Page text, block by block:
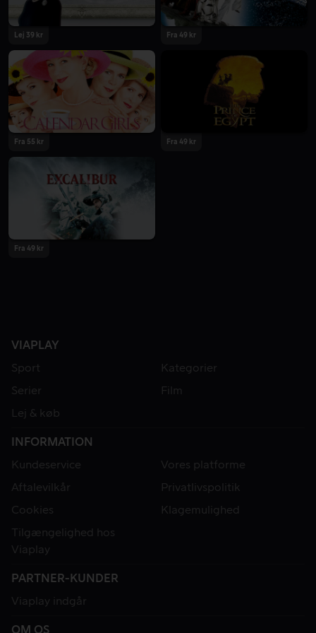
Lej 39 kr Fra 49 kr
Fra 55 kr Fra 49 kr
Fra 49 kr
VIAPLAY
Sport
Kategorier
Serier
Film
Lej & køb
INFORMATION
Kundeservice
Vores platforme
Aftalevilkår
Privatlivspolitik
Cookies
Klagemulighed
Tilgængelighed hos
Viaplay
PARTNER-KUNDER
Viaplay indgår
OM OS